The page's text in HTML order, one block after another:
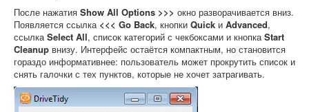
После нажатия Show All Options >>> окно разворачивается вниз.
Появляется ссылка <<< Go Back, кнопки Quick и Advanced,
ссылкаSelect All, список категорий с чекбоксами и кнопкаStart
Cleanup внизу. Интерфейс остаётся компактным, но становится
гораздо информативнее: пользователь может прокрутить список и
снять галочки с тех пунктов, которые не хочет затрагивать.